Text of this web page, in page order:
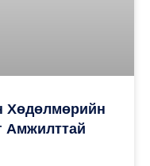
Хөдөлмөрийн
Амжилттай